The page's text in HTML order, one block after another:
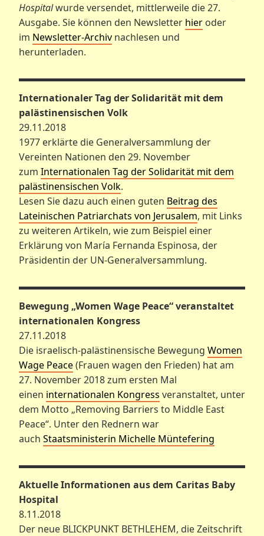
Hospitalwurde versendet, mittlerweile die 27.
Ausgabe. Sie können den Newsletter hier oder
im Newsletter-Archiv nachlesen und
herunterladen.
Internationaler Tag der Solidarität mit dem
palästinensischen Volk
29.11.2018
1977 erklärte die Generalversammlung der
Vereinten Nationen den 29. November
zum Internationalen Tag der Solidarität mit dem
palästinensischen Volk.
Lesen Sie dazu auch einen guten Beitrag des
Lateinischen Patriarchats von Jerusalem, mit Links
zu weiteren Artikeln, wie zum Beispiel einer
Erklärung von María Fernanda Espinosa, der
Präsidentin der UN-Generalversammlung.
Bewegung „Women Wage Peace“ veranstaltet
internationalen Kongress
27.11.2018
Die israelisch-palästinensische Bewegung Women
Wage Peace(Frauen wagen den Frieden) hat am
27. November 2018 zum ersten Mal
einen internationalen Kongress veranstaltet, unter
dem Motto „Removing Barriers to Middle East
Peace“. Unter den Rednern war
auch Staatsministerin Michelle Müntefering
Aktuelle Informationen aus dem Caritas Baby
Hospital
8.11.2018
Der neue BLICKPUNKT BETHLEHEM, die Zeitschrift